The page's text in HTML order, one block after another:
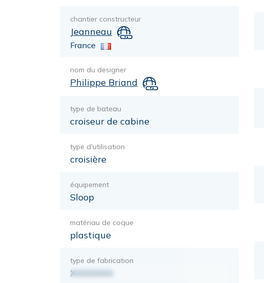
chantier constructeur
Jeanneau
France
nom du designer
Philippe Briand
type de bateau
croiseur de cabine
type d'utilisation
croisière
équipement
Sloop
matériau de coque
plastique
type de fabrication
XXXXXXX